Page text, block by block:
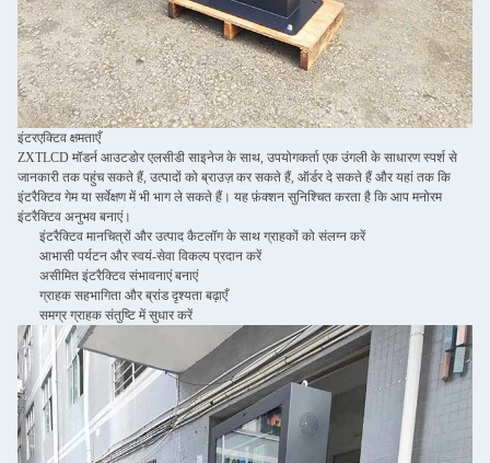
इंटरएक्टिव क्षमताएँ
ZXTLCD मॉडर्न आउटडोर एलसीडी साइनेज के साथ, उपयोगकर्ता एक उंगली के साधारण स्पर्श से
जानकारी तक पहुंच सकते हैं, उत्पादों को ब्राउज़ कर सकते हैं, ऑर्डर दे सकते हैं और यहां तक ​​कि
इंटरैक्टिव गेम या सर्वेक्षण में भी भाग ले सकते हैं। यह फ़ंक्शन सुनिश्चित करता है कि आप मनोरम
इंटरैक्टिव अनुभव बनाएं।
इंटरैक्टिव मानचित्रों और उत्पाद कैटलॉग के साथ ग्राहकों को संलग्न करें
आभासी पर्यटन और स्वयं-सेवा विकल्प प्रदान करें
असीमित इंटरैक्टिव संभावनाएं बनाएं
ग्राहक सहभागिता और ब्रांड दृश्यता बढ़ाएँ
समग्र ग्राहक संतुष्टि में सुधार करें